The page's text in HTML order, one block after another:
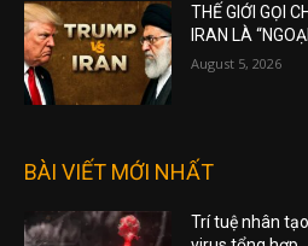
THẾ GIỚI GỌI
IRAN LÀ
August 5, 2026
BÀI VIẾT MỚI NHẤT
Trí tuệ nhân